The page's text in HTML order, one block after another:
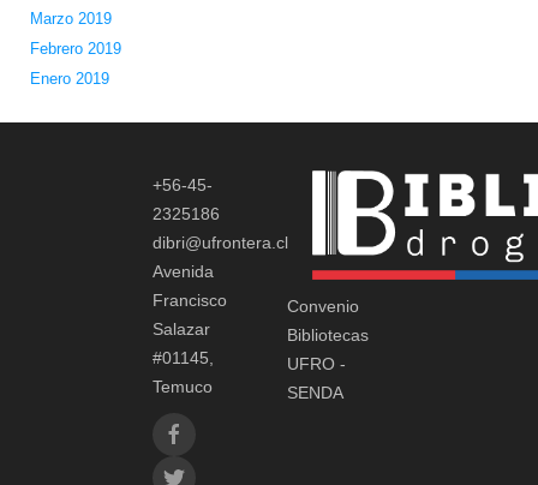
Marzo 2019
Febrero 2019
Enero 2019
+56-45-
2325186
dibri@ufrontera.cl
Avenida
Francisco
Salazar
#01145,
Temuco
Convenio
Bibliotecas
UFRO -
SENDA